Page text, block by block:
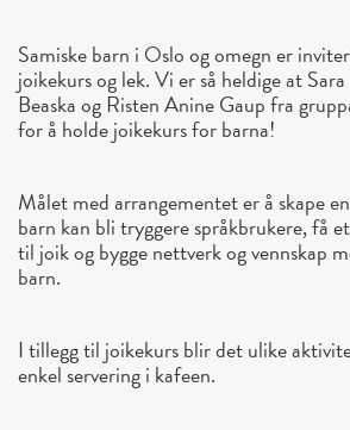
Samiske barn i Oslo og omegn er
joikekurs og lek. Vi er så heldige at
Beaska og Risten Anine Gaup fra
for å holde joikekurs for barna!
Målet med arrangementet er å skape
barn kan bli tryggere språkbrukere, få
til joik og bygge nettverk og vennskap
barn.
I tillegg til joikekurs blir det ulike
enkel servering i kafeen.